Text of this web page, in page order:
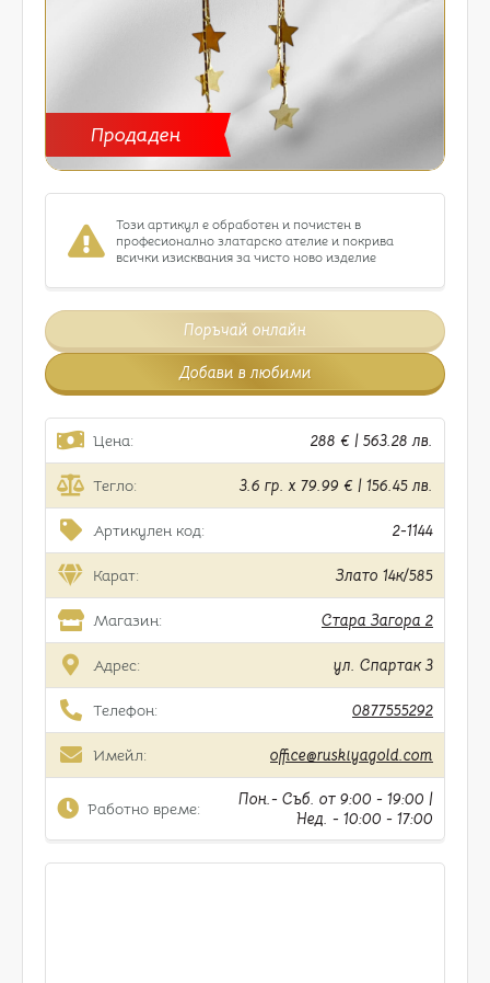
Продаден
Този артикул е обработен и почистен в
професионално златарско ателие и покрива
всички изисквания за чисто ново изделие
Поръчай онлайн
Добави в любими
Цена: 288 € | 563.28 лв.
Тегло: 3.6 гр. x 79.99 € | 156.45 лв.
Артикулен код: 2-1144
Карат: Злато 14к/585
Магазин: Стара Загора 2
Адрес: ул. Спартак 3
Телефон: 0877555292
Имейл: office@ruskiyagold.com
Работно време:
Пон.- Съб. от 9:00 - 19:00 |
Нед. - 10:00 - 17:00